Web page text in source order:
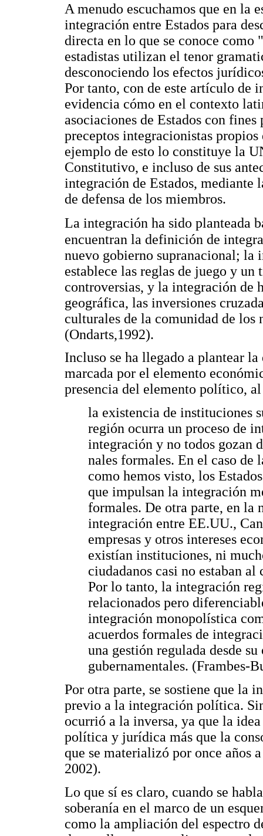
A menudo escuchamos que en
integración entre Estados para
directa en lo que se conoce
estadistas utilizan el tenor
desconociendo los efectos
Por tanto, con de este artículo de
evidencia cómo en el contexto
asociaciones de Estados con
preceptos integracionistas
ejemplo de esto lo constituye la
Constitutivo, e incluso de sus
integración de Estados, mediante
de defensa de los miembros.
La integración ha sido planteada
encuentran la definición de
nuevo gobierno supranacional; la
establece las reglas de juego y
controversias, y la integración de
geográfica, las inversiones
culturales de la comunidad de los
(Ondarts,1992).
Incluso se ha llegado a plantear
marcada por el elemento
presencia del elemento político,
la existencia de instituciones
región ocurra un proceso de
integración y no todos gozan
nales formales. En el caso de
como hemos visto, los
que impulsan la integración
formales. De otra parte, en la
integración entre EE.UU.,
empresas y otros intereses
existían instituciones, ni
ciudadanos casi no estaban
Por lo tanto, la integración
relacionados pero
integración monopolística
acuerdos formales de
una gestión regulada desde
gubernamentales. (Frambes-
Por otra parte, se sostiene que la
previo a la integración política.
ocurrió a la inversa, ya que la
política y jurídica más que la
que se materializó por once años
2002).
Lo que sí es claro, cuando se
soberanía en el marco de un
como la ampliación del espectro